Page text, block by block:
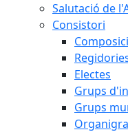
Salutació de
Consistori
Electes
Grups
Grups